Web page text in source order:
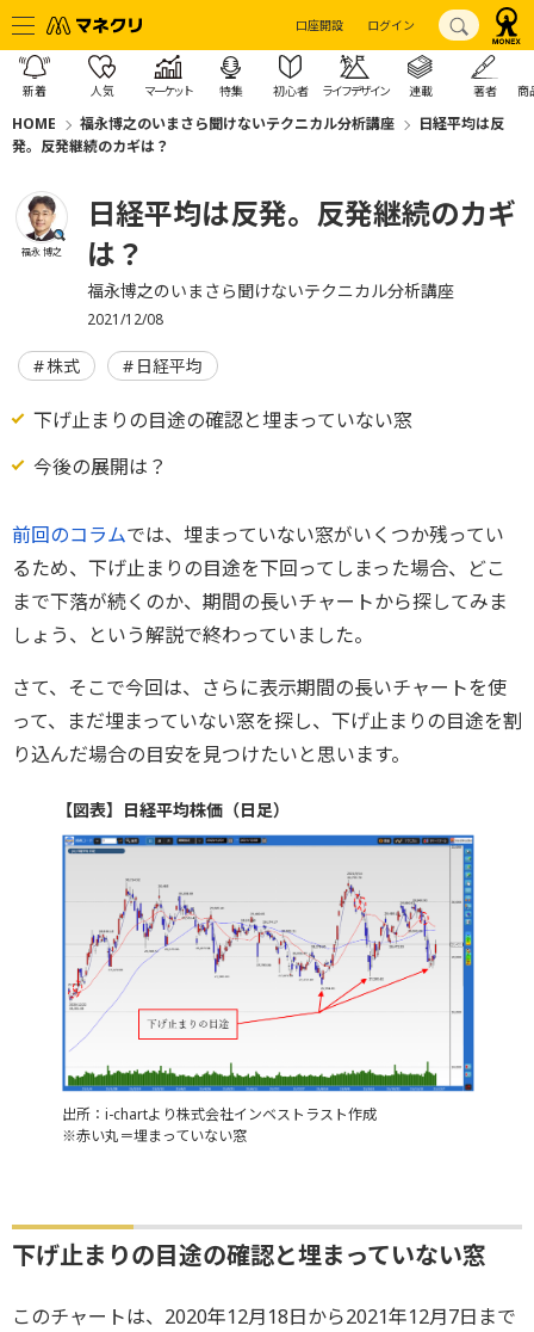
口座開設 ログイン
新着 人気 マーケット 特集 初心者 ライフデザイン 連載 著者 商
HOME 福永博之のいまさら聞けないテクニカル分析講座
日経平均は反
発。反発継続のカギは？
福永 博之
日経平均は反発。反発継続のカギ
は？
福永博之のいまさら聞けないテクニカル分析講座
2021/12/08
株式 日経平均
下げ止まりの目途の確認と埋まっていない窓
今後の展開は？
前回のコラムでは、埋まっていない窓がいくつか残ってい
るため、下げ止まりの目途を下回ってしまった場合、どこ
まで下落が続くのか、期間の長いチャートから探してみま
しょう、という解説で終わっていました。
さて、そこで今回は、さらに表示期間の長いチャートを使
って、まだ埋まっていない窓を探し、下げ止まりの目途を割
り込んだ場合の目安を見つけたいと思います。
【図表】日経平均株価（日足）
出所：i-chartより株式会社インベストラスト作成
※赤い丸＝埋まっていない窓
下げ止まりの目途の確認と埋まっていない窓
このチャートは、2020年12月18日から2021年12月7日まで